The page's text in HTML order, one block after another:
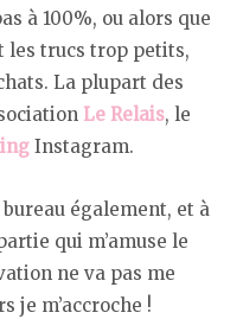
à 100%, ou alors que
les trucs trop petits,
La plupart des
Le Relais, le
Instagram.
également, et à
qui m’amuse le
ne va pas me
je m’accroche !